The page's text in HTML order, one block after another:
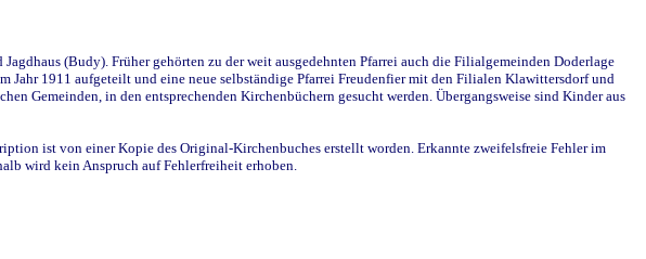
(Budy). Früher gehörten zu der weit ausgedehnten Pfarrei auch die Filialgemeinden Doderlage
1911 aufgeteilt und eine neue selbständige Pfarrei Freudenfier mit den Filialen Klawittersdorf und
Gemeinden, in den entsprechenden Kirchenbüchern gesucht werden. Übergangsweise sind Kinder aus
ist von einer Kopie des Original-Kirchenbuches erstellt worden. Erkannte zweifelsfreie Fehler im
wird kein Anspruch auf Fehlerfreiheit erhoben.